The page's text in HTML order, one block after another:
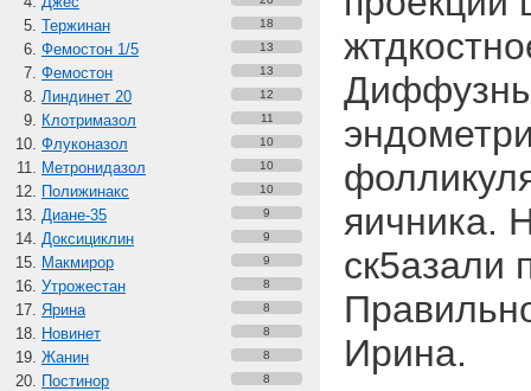
Тержинан 18
Фемостон 1/5 13
Фемостон 13
Линдинет 20 12
Клотримазол 11
Флуконазол 10
Метронидазол 10
Полижинакс 10
Диане-35 9
Доксициклин 9
Макмирор 9
Утрожестан 8
Ярина 8
Новинет 8
Жанин 8
Постинор 8
яичника.
ск5азали
Ирина.